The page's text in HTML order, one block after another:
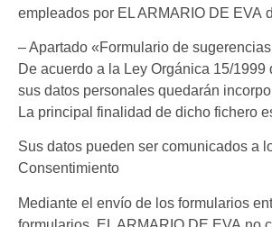
empleados por EL ARMARIO DE EVA
– Apartado «Formulario de
De acuerdo a la Ley Orgánica 15/
sus datos personales quedarán
La principal finalidad de dicho fichero
Sus datos pueden ser comunicados a
Consentimiento
Mediante el envío de los formularios